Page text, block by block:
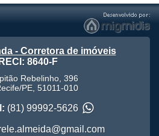
- Corretora de imóveis
8640-F
Rebelinho, 396
/PE, 51011-010
(81) 99992-5626